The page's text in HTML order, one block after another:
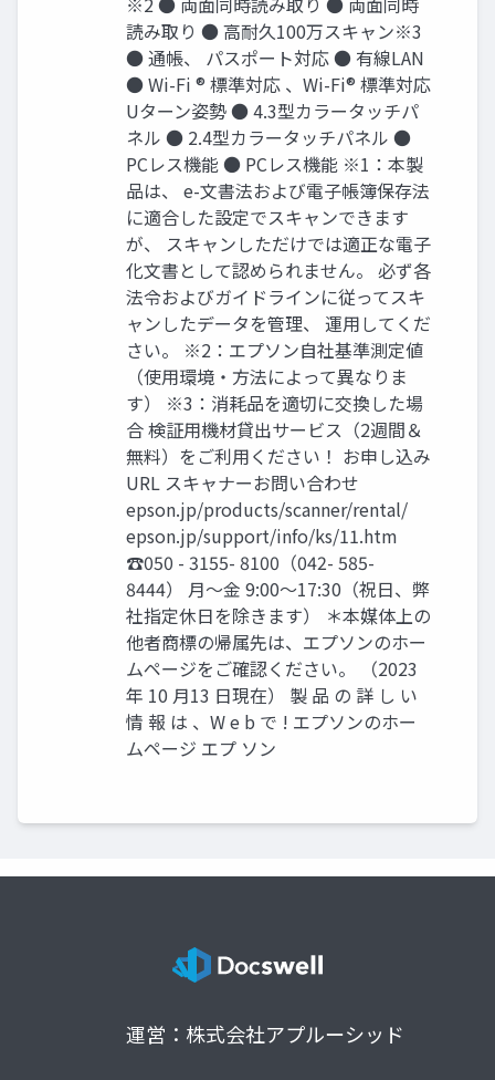
読み取り ● 高耐久100万スキャン※3
● 通帳、 パスポート対応 ● 有線LAN
● Wi-Fi ® 標準対応 、Wi-Fi® 標準対応
Uターン姿勢 ● 4.3型カラータッチパ
ネル ● 2.4型カラータッチパネル ●
PCレス機能 ● PCレス機能 ※1：本製
品は、 e-文書法および電子帳簿保存法
に適合した設定でスキャンできます
が、 スキャンしただけでは適正な電子
化文書として認められません。 必ず各
法令およびガイドラインに従ってスキ
ャンしたデータを管理、 運用してくだ
さい。 ※2：エプソン自社基準測定値
（使用環境・方法によって異なりま
す） ※3：消耗品を適切に交換した場
合 検証用機材貸出サービス（2週間＆
無料）をご利用ください！ お申し込み
URL スキャナーお問い合わせ
epson.jp/products/scanner/rental/
epson.jp/support/info/ks/11.htm
☎050 - 3155- 8100（042- 585-
8444） 月〜金 9:00〜17:30（祝日、弊
社指定休日を除きます） ＊本媒体上の
他者商標の帰属先は、エプソンのホー
ムページをご確認ください。 （2023
年 10 月13 日現在） 製 品 の 詳 し い
情 報 は 、W e b で ! エプソンのホー
ムページ エプ ソン
運営：株式会社アプルーシッド